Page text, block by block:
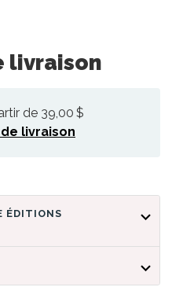
livraison
de 39,00 $
livraison